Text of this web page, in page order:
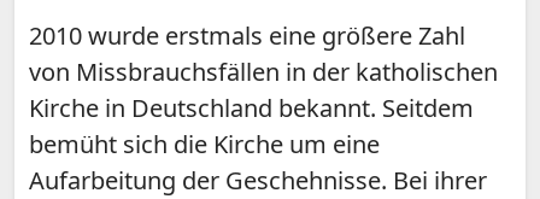
2010 wurde erstmals eine größere Zahl
von Missbrauchsfällen in der katholischen
Kirche in Deutschland bekannt. Seitdem
bemüht sich die Kirche um eine
Aufarbeitung der Geschehnisse. Bei ihrer